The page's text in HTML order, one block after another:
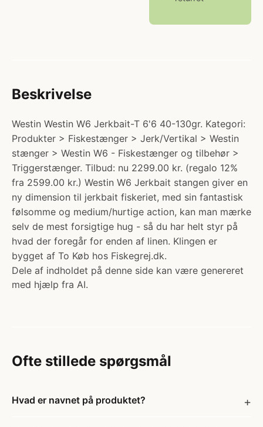
Beskrivelse
Westin Westin W6 Jerkbait-T 6'6 40-130gr. Kategori:
Produkter > Fiskestænger > Jerk/Vertikal > Westin
stænger > Westin W6 - Fiskestænger og tilbehør >
Triggerstænger. Tilbud: nu 2299.00 kr. (regalo 12%
fra 2599.00 kr.) Westin W6 Jerkbait stangen giver en
ny dimension til jerkbait fiskeriet, med sin fantastisk
følsomme og medium/hurtige action, kan man mærke
selv de mest forsigtige hug - så du har helt styr på
hvad der foregår for enden af linen. Klingen er
bygget af To Køb hos Fiskegrej.dk.
Dele af indholdet på denne side kan være genereret
med hjælp fra AI.
Ofte stillede spørgsmål
Hvad er navnet på produktet?